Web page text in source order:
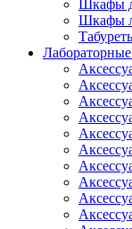
Шкафы
Шкафы